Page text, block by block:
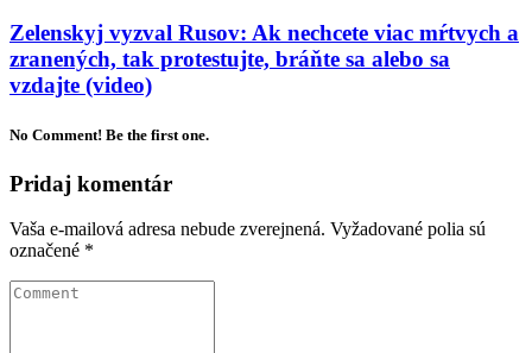
Zelenskyj vyzval Rusov: Ak nechcete viac mŕtvych a
zranených, tak protestujte, bráňte sa alebo sa
vzdajte (video)
No Comment! Be the first one.
Pridaj komentár
Vaša e-mailová adresa nebude zverejnená. Vyžadované polia sú
označené *